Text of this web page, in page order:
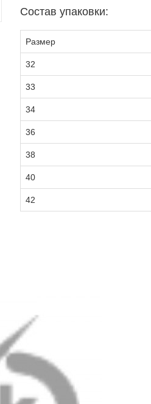
Состав упаковки:
Размер
32
33
34
36
38
40
42